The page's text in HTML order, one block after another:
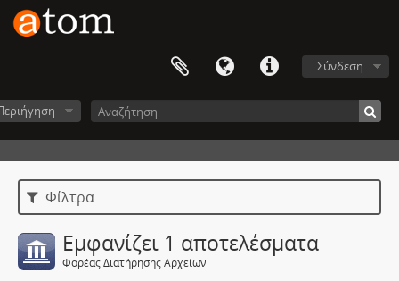
Σύνδεση
Φίλτρα
Εμφανίζει 1 αποτελέσματα
Φορέας Διατήρησης Αρχείων